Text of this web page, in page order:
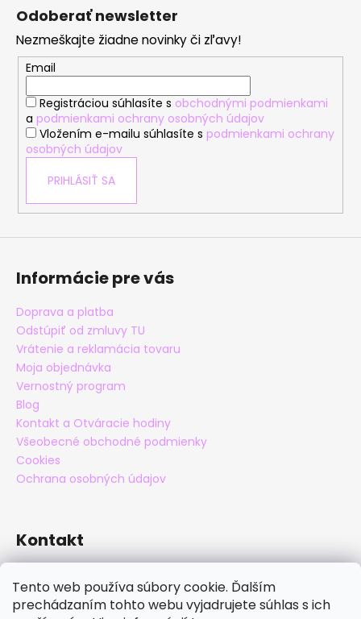
Tento web používa súbory cookie. Ďalším
prechádzaním tohto webu vyjadrujete súhlas s ich
Odoberať newsletter
Nezmeškajte žiadne novinky či zľavy!
Email
Registráciou súhlasíte s obchodnými podmienkami
a podmienkami ochrany osobných údajov
Vložením e-mailu súhlasíte s podmienkami ochrany
osobných údajov
PRIHLÁSIŤ SA
Informácie pre vás
Doprava a platba
Odstúpiť od zmluvy TU
Vrátenie a reklamácia tovaru
Moja objednávka
Vernostný program
Blog
Kontakt a Otváracie hodiny
Všeobecné obchodné podmienky
Cookies
Ochrana osobných údajov
Kontakt
+421 905 838 706
maxatko